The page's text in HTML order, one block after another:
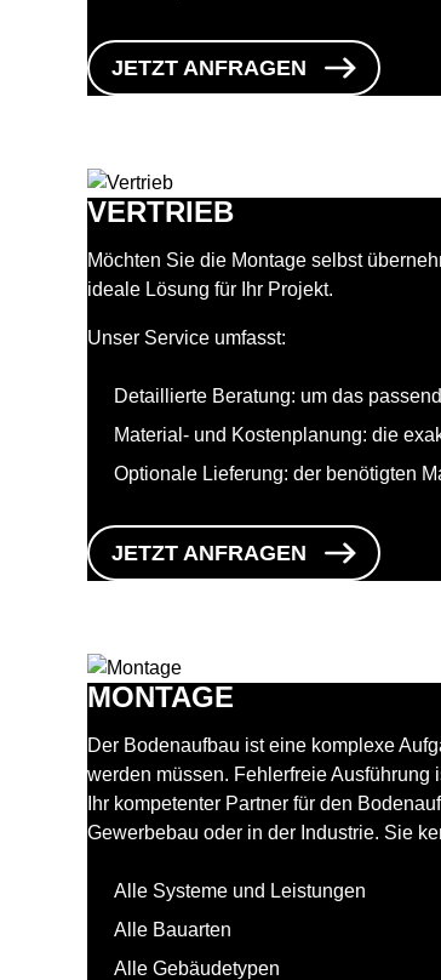
JETZT ANFRAGEN
VERTRIEB
Möchten Sie die Montage selbst
ideale Lösung für Ihr Projekt.
Unser Service umfasst:
Detaillierte Beratung: um das
Material- und Kostenplanung: die
Optionale Lieferung: der benötigten
JETZT ANFRAGEN
MONTAGE
Der Bodenaufbau ist eine komplexe
werden müssen. Fehlerfreie
Ihr kompetenter Partner für den
Gewerbebau oder in der Industrie. Sie
Alle Systeme und Leistungen
Alle Bauarten
Alle Gebäudetypen